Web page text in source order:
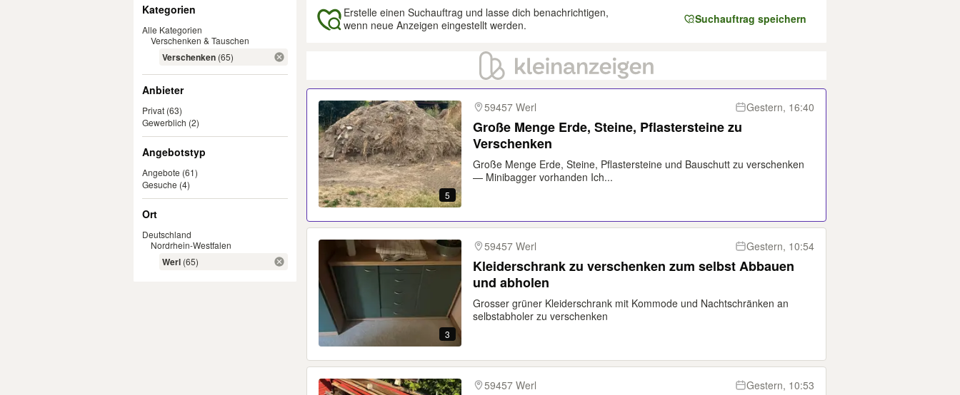
Kategorien
Alle Kategorien
Verschenken & Tauschen
Verschenken (65)
Anbieter
Privat (63)
Gewerblich (2)
Angebotstyp
Angebote (61)
Gesuche (4)
Ort
Deutschland
Nordrhein-Westfalen
Werl (65)
Erstelle einen Suchauftrag und lasse dich benachrichtigen,
wenn neue Anzeigen eingestellt werden.
Suchauftrag speichern
Ergebnisse
5
59457 Werl Gestern, 16:40
Große Menge Erde, Steine, Pflastersteine zu
Verschenken
Große Menge Erde, Steine, Pflastersteine und Bauschutt zu verschenken
— Minibagger vorhanden Ich...
3
59457 Werl Gestern, 10:54
Kleiderschrank zu verschenken zum selbst Abbauen
und abholen
Grosser grüner Kleiderschrank mit Kommode und Nachtschränken an
selbstabholer zu verschenken
59457 Werl Gestern, 10:53